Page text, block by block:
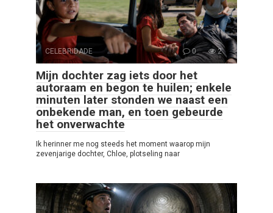
CELEBRIDADE 0 2
Mijn dochter zag iets door het
autoraam en begon te huilen; enkele
minuten later stonden we naast een
onbekende man, en toen gebeurde
het onverwachte
Ik herinner me nog steeds het moment waarop mijn
zevenjarige dochter, Chloe, plotseling naar